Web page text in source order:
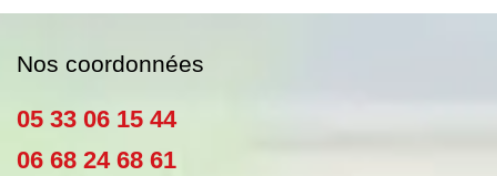
Nos coordonnées
05 33 06 15 44
06 68 24 68 61